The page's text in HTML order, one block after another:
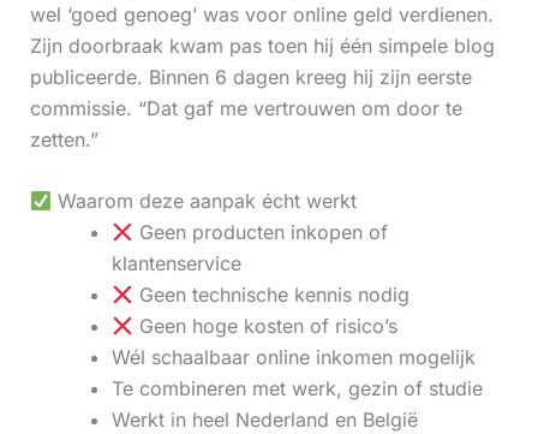
wel ‘goed genoeg’ was voor online geld verdienen.
Zijn doorbraak kwam pas toen hij één simpele blog
publiceerde. Binnen 6 dagen kreeg hij zijn eerste
commissie. “Dat gaf me vertrouwen om door te
zetten.”
Waarom deze aanpak écht werkt
Geen producten inkopen of
klantenservice
Geen technische kennis nodig
Geen hoge kosten of risico’s
Wél schaalbaar online inkomen mogelijk
Te combineren met werk, gezin of studie
Werkt in heel Nederland en België